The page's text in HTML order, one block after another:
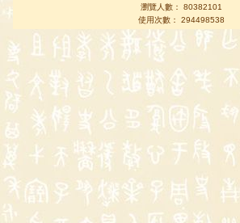
瀏覽人數： 80382101
使用次數： 294498538